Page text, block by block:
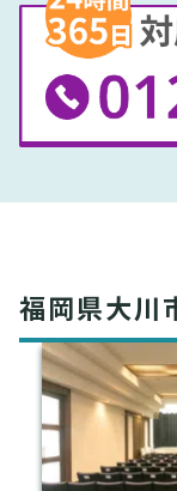
福岡県大川